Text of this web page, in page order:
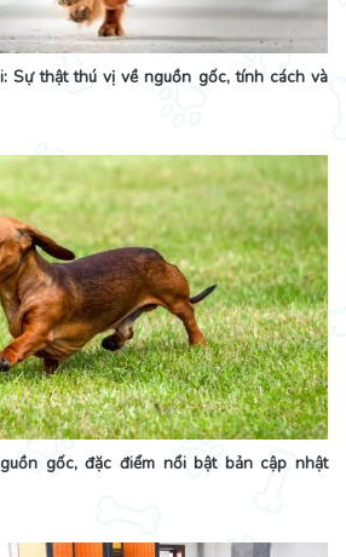
Sự thật thú vị về nguồn gốc, tính cách và
gốc, đặc điểm nổi bật bản cập nhật